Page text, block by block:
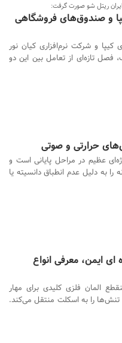
ریتل شو صورت گرفت:
و صندوق‌های فروشگاهی
کیپا و شرکت نرم‌افزاری کیان نور
فصل تازه‌ای از تعامل بین این دو
حرارتی و صوتی
عظیم در مراحل پایانی است و
را به دلیل عدم انطباق دانسیته یا
ایمن، معرفی انواع
المان فلزی کلیدی برای مهار
و تنش‌ها را به اسکلت منتقل می‌کند.